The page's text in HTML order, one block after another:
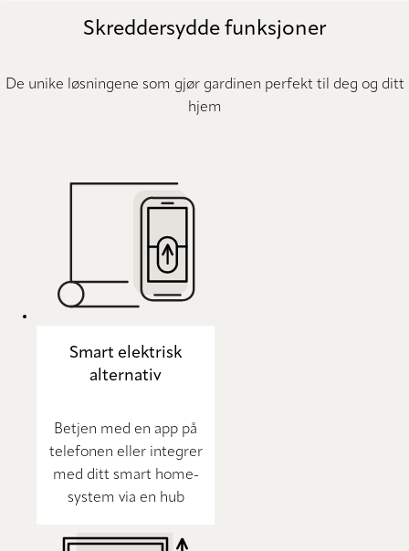
Skreddersydde funksjoner
De unike løsningene som gjør gardinen perfekt til deg og ditt
hjem
Smart elektrisk
alternativ
Betjen med en app på
telefonen eller integrer
med ditt smart home-
system via en hub